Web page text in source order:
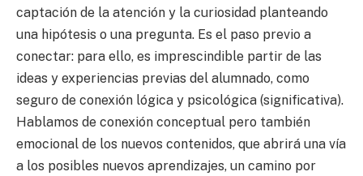
captación de la atención y la curiosidad planteando
una hipótesis o una pregunta. Es el paso previo a
conectar: para ello, es imprescindible partir de las
ideas y experiencias previas del alumnado, como
seguro de conexión lógica y psicológica (significativa).
Hablamos de conexión conceptual pero también
emocional de los nuevos contenidos, que abrirá una vía
a los posibles nuevos aprendizajes, un camino por